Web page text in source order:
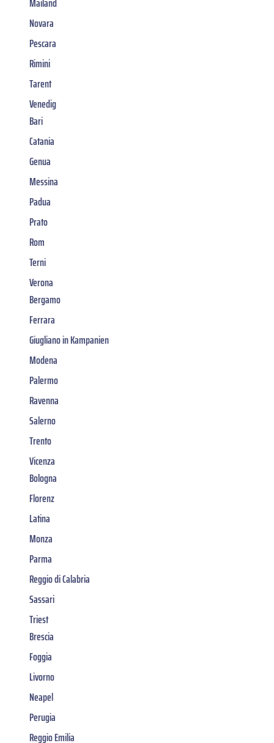
Novara
Pescara
Rimini
Tarent
Venedig
Bari
Catania
Genua
Messina
Padua
Prato
Rom
Terni
Verona
Bergamo
Ferrara
Giugliano in Kampanien
Modena
Palermo
Ravenna
Salerno
Trento
Vicenza
Bologna
Florenz
Latina
Monza
Parma
Reggio di Calabria
Sassari
Triest
Brescia
Foggia
Livorno
Neapel
Perugia
Reggio Emilia